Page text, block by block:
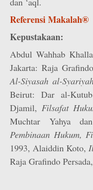
Referensi Makalah®
Kepustakaan:
Abdul Wahhab
Jakarta: Raja
Al-Siyasah al-
Beirut: Dar al-
Djamil, Filsafat
Muchtar Yahya
Pembinaan Hukum,
1993, Alaiddin Koto,
Raja Grafindo